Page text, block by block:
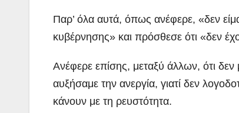
Παρ’ όλα αυτά, όπως ανέφερε, «δεν
κυβέρνησης» και πρόσθεσε ότι «δεν
Ανέφερε επίσης, μεταξύ άλλων, ότι δεν
αυξήσαμε την ανεργία, γιατί δεν
κάνουν με τη ρευστότητα.